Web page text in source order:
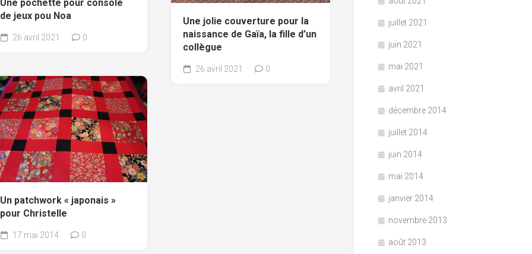
Une pochette pour console
de jeux pou Noa
26 avril 2021 0
Une jolie couverture pour la
naissance de Gaïa, la fille d’un
collègue
26 avril 2021 0
Un patchwork « japonais »
pour Christelle
17 mai 2014 0
juillet 2021
juin 2021
mai 2021
avril 2021
décembre 2014
juillet 2014
juin 2014
mai 2014
janvier 2014
novembre 2013
août 2013